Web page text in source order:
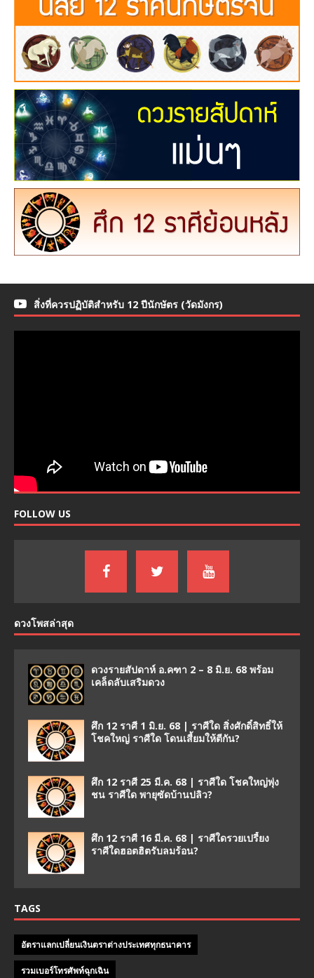
สิ่งที่ควรปฏิบัติสำหรับ 12 ปีนักษัตร (วัดมังกร)
FOLLOW US
ดวงโพสล่าสุด
ดวงรายสัปดาห์ อ.คฑา 2 – 8 มิ.ย. 68 พร้อม
เคล็ดลับเสริมดวง
ศึก 12 ราศี 1 มิ.ย. 68 | ราศีใด สิ่งศักดิ์สิทธิ์ให้
โชคใหญ่ ราศีใด โดนเสี้ยมให้ตีกัน?
ศึก 12 ราศี 25 มี.ค. 68 | ราศีใด โชคใหญ่พุ่ง
ชน ราศีใด พายุซัดบ้านปลิว?
ศึก 12 ราศี 16 มี.ค. 68 | ราศีใดรวยเปรี้ยง
ราศีใดฮอตฮิตรับลมร้อน?
TAGS
อัตราแลกเปลี่ยนเงินตราต่างประเทศทุกธนาคาร
รวมเบอร์โทรศัพท์ฉุกเฉิน